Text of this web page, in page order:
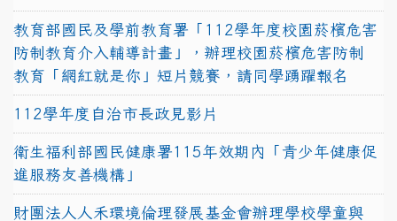
教育部國民及學前教育署「112學年度校園菸檳危害
防制教育介入輔導計畫」，辦理校園菸檳危害防制
教育「網紅就是你」短片競賽，請同學踴躍報名
112學年度自治市長政見影片
衛生福利部國民健康署115年效期內「青少年健康促
進服務友善機構」
財團法人人禾環境倫理發展基金會辦理學校學童與